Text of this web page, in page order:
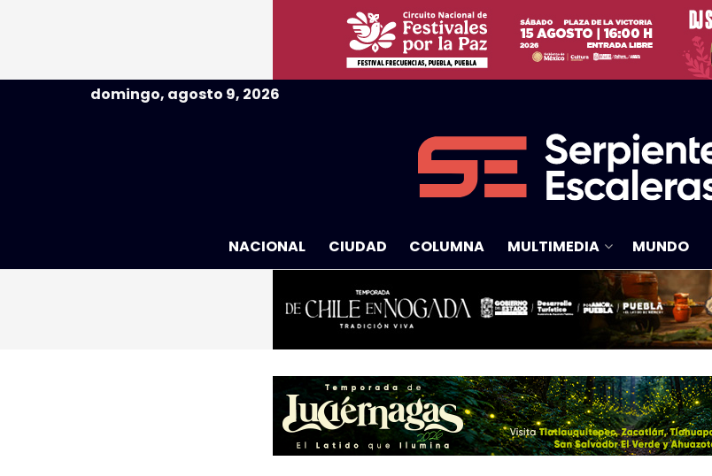
domingo, agosto 9, 2026
NACIONAL CIUDAD COLUMNA MULTIMEDIA MUNDO